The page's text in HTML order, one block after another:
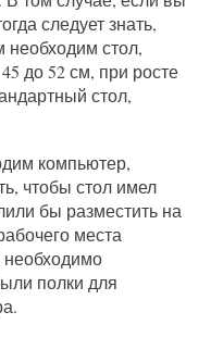
следует знать,
необходим стол,
до 52 см, при росте
стол,
компьютер,
чтобы стол имел
бы разместить на
места
необходимо
полки для